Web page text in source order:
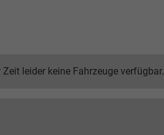
leider keine Fahrzeuge verfügbar.